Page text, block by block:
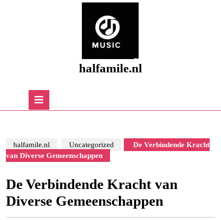
halfamile.nl
halfamile.nl Uncategorized
De Verbindende Kracht
van Diverse Gemeenschappen
De Verbindende Kracht van
Diverse Gemeenschappen